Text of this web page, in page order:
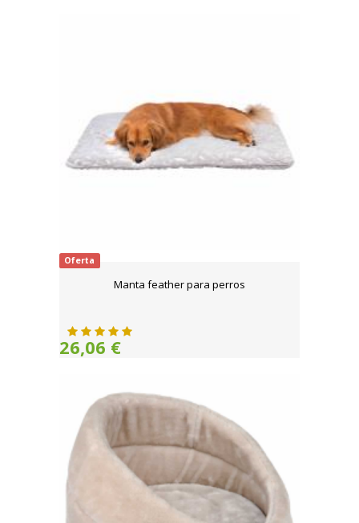
Oferta
Manta feather para perros
26,06 €